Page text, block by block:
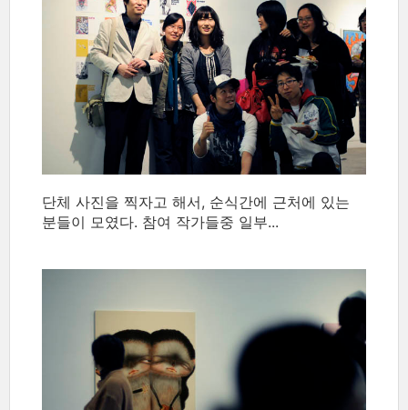
단체 사진을 찍자고 해서, 순식간에 근처에 있는
분들이 모였다. 참여 작가들중 일부...